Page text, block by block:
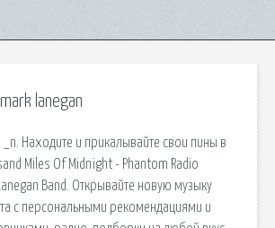
lanegan
Находите и прикалывайте свои пины в
Miles Of Midnight - Phantom Radio
Band. Открывайте новую музыку
с персональными рекомендациями и